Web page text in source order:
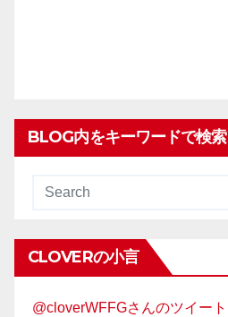
BLOG内をキーワードで検索
CLOVERの小言
@cloverWFFGさんのツイート